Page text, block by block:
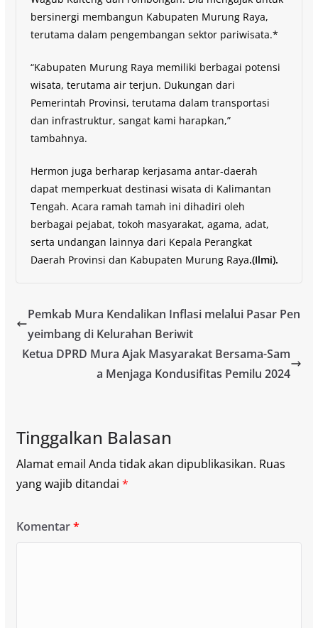
bersinergi membangun Kabupaten Murung Raya,
terutama dalam pengembangan sektor pariwisata.*
“Kabupaten Murung Raya memiliki berbagai potensi
wisata, terutama air terjun. Dukungan dari
Pemerintah Provinsi, terutama dalam transportasi
dan infrastruktur, sangat kami harapkan,”
tambahnya.
Hermon juga berharap kerjasama antar-daerah
dapat memperkuat destinasi wisata di Kalimantan
Tengah. Acara ramah tamah ini dihadiri oleh
berbagai pejabat, tokoh masyarakat, agama, adat,
serta undangan lainnya dari Kepala Perangkat
Daerah Provinsi dan Kabupaten Murung Raya.(Ilmi).
Pemkab Mura Kendalikan Inflasi melalui Pasar Pen
yeimbang di Kelurahan Beriwit
Ketua DPRD Mura Ajak Masyarakat Bersama-Sam
a Menjaga Kondusifitas Pemilu 2024
Tinggalkan Balasan
Alamat email Anda tidak akan dipublikasikan. Ruas
yang wajib ditandai *
Komentar*